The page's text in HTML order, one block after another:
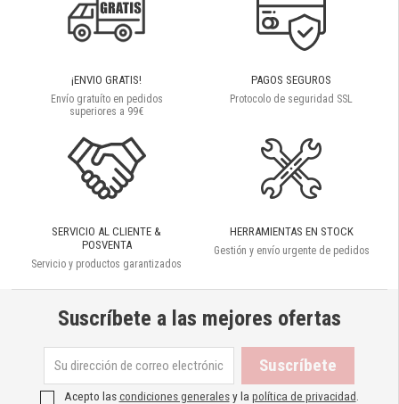
¡ENVIO GRATIS!
Envío gratuíto en pedidos
superiores a 99€
PAGOS SEGUROS
Protocolo de seguridad SSL
SERVICIO AL CLIENTE &
POSVENTA
Servicio y productos garantizados
HERRAMIENTAS EN STOCK
Gestión y envío urgente de pedidos
Suscríbete a las mejores ofertas
Acepto lascondiciones generalesy la política de privacidad